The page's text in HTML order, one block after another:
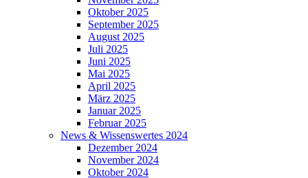
Oktober 2025
September 2025
August 2025
Juli 2025
Juni 2025
Mai 2025
April 2025
März 2025
Januar 2025
Februar 2025
News & Wissenswertes 2024
Dezember 2024
November 2024
Oktober 2024